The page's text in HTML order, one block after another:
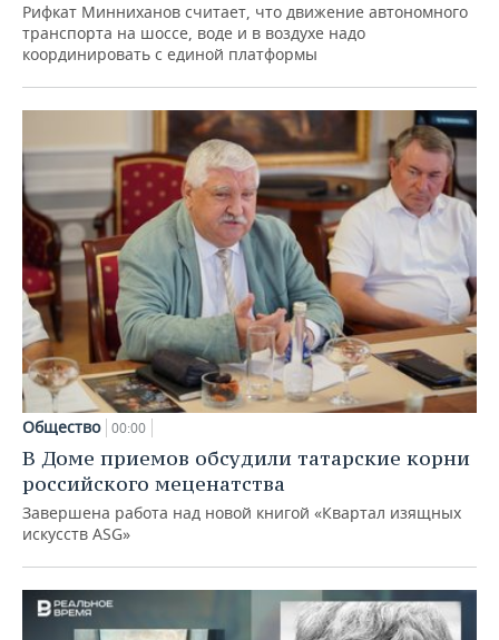
Рифкат Минниханов считает, что движение автономного
транспорта на шоссе, воде и в воздухе надо
координировать с единой платформы
Общество 00:00
В Доме приемов обсудили татарские корни
российского меценатства
Завершена работа над новой книгой «Квартал изящных
искусств ASG»